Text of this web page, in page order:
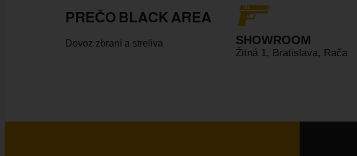
PREČO BLACK AREA
Dovoz zbraní a streliva SHOWROOM
Žitná 1, Bratislava, Rača